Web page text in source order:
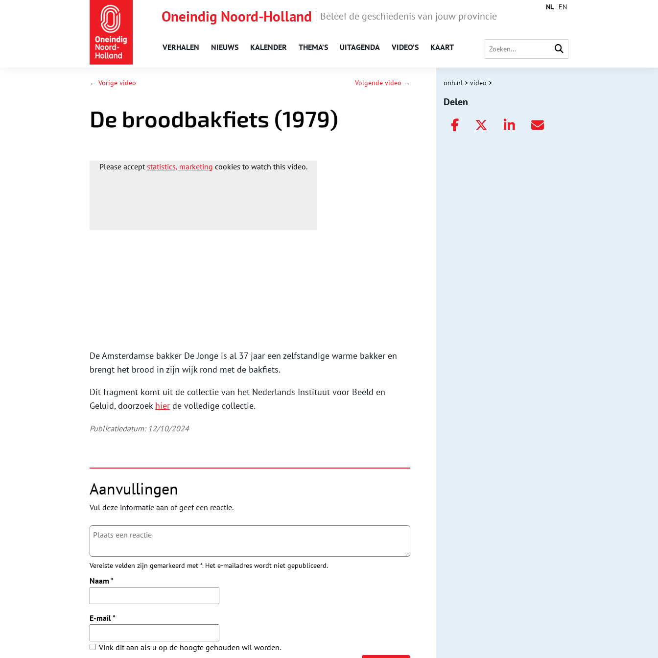
Oneindig Noord-Holland Beleef de geschiedenis van jouw provincie
VERHALEN NIEUWS KALENDER THEMA’S UITAGENDA VIDEO’S KAART
NL EN
← Vorige video Volgende video →
De broodbakfiets (1979)
Please acceptstatistics, marketing cookies to watch this video.
De Amsterdamse bakker De Jonge is al 37 jaar een zelfstandige warme bakker en
brengt het brood in zijn wijk rond met de bakfiets.
Dit fragment komt uit de collectie van het Nederlands Instituut voor Beeld en
Geluid, doorzoek hier de volledige collectie.
Publicatiedatum: 12/10/2024
Aanvullingen
Vul deze informatie aan of geef een reactie.
Vereiste velden zijn gemarkeerd met *. Het e-mailadres wordt niet gepubliceerd.
Naam *
E-mail*
Vink dit aan als u op de hoogte gehouden wil worden.
onh.nl > video >
Delen